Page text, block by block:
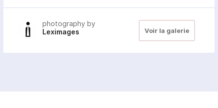
photography by
Leximages
Voir la galerie